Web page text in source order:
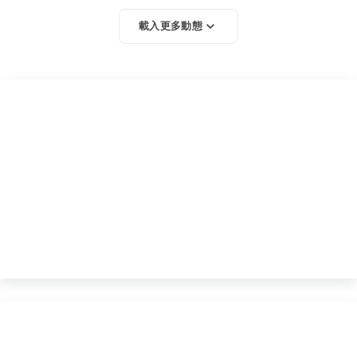
載入更多動態